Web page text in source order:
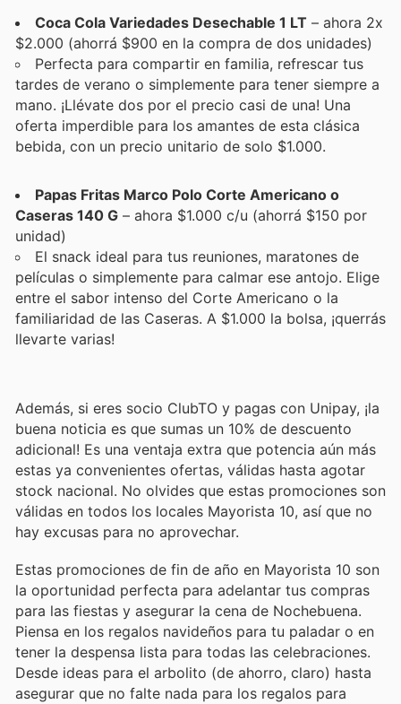
Coca Cola Variedades Desechable 1 LT – ahora 2x
$2.000 (ahorrá $900 en la compra de dos unidades)
Perfecta para compartir en familia, refrescar tus
tardes de verano o simplemente para tener siempre a
mano. ¡Llévate dos por el precio casi de una! Una
oferta imperdible para los amantes de esta clásica
bebida, con un precio unitario de solo $1.000.
Papas Fritas Marco Polo Corte Americano o
Caseras 140 G – ahora $1.000 c/u (ahorrá $150 por
unidad)
El snack ideal para tus reuniones, maratones de
películas o simplemente para calmar ese antojo. Elige
entre el sabor intenso del Corte Americano o la
familiaridad de las Caseras. A $1.000 la bolsa, ¡querrás
llevarte varias!
Además, si eres socio ClubTO y pagas con Unipay, ¡la
buena noticia es que sumas un 10% de descuento
adicional! Es una ventaja extra que potencia aún más
estas ya convenientes ofertas, válidas hasta agotar
stock nacional. No olvides que estas promociones son
válidas en todos los locales Mayorista 10, así que no
hay excusas para no aprovechar.
Estas promociones de fin de año en Mayorista 10 son
la oportunidad perfecta para adelantar tus compras
para las fiestas y asegurar la cena de Nochebuena.
Piensa en los regalos navideños para tu paladar o en
tener la despensa lista para todas las celebraciones.
Desde ideas para el arbolito (de ahorro, claro) hasta
asegurar que no falte nada para los regalos para